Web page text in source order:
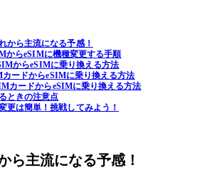
から主流になる予感！
からeSIMに機種変更する手順
からeSIMに乗り換える方法
カードからeSIMに乗り換える方法
カードからeSIMに乗り換える方法
ときの注意点
更は簡単！挑戦してみよう！
ら主流になる予感！